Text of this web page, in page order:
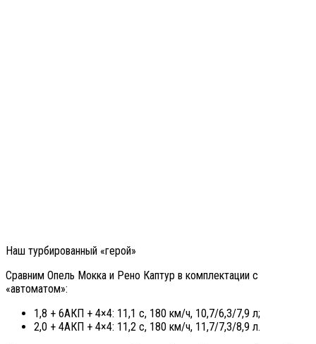
Наш турбированный «герой»
Сравним Опель Мокка и Рено Каптур в комплектации с
«автоматом»:
1,8 + 6АКП + 4×4: 11,1 с, 180 км/ч, 10,7/6,3/7,9 л;
2,0 + 4АКП + 4×4: 11,2 с, 180 км/ч, 11,7/7,3/8,9 л.